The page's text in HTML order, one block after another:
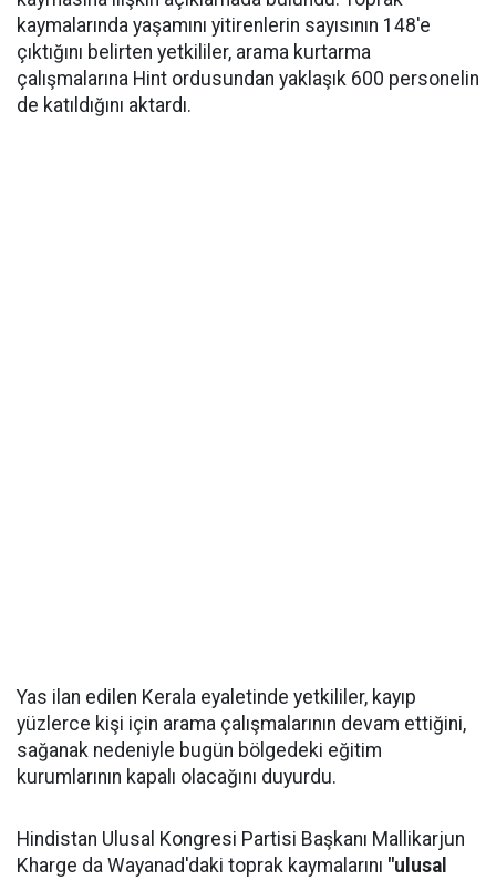
kaymalarında yaşamını yitirenlerin sayısının 148'e
çıktığını belirten yetkililer, arama kurtarma
çalışmalarına Hint ordusundan yaklaşık 600 personelin
de katıldığını aktardı.
Yas ilan edilen Kerala eyaletinde yetkililer, kayıp
yüzlerce kişi için arama çalışmalarının devam ettiğini,
sağanak nedeniyle bugün bölgedeki eğitim
kurumlarının kapalı olacağını duyurdu.
Hindistan Ulusal Kongresi Partisi Başkanı Mallikarjun
Kharge da Wayanad'daki toprak kaymalarını "ulusal